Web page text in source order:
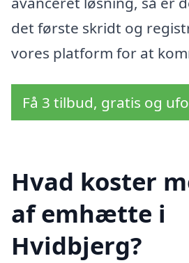
det første skridt og
vores platform for at
Få 3 tilbud, gratis og
Hvad koster
af emhætte i
Hvidbjerg?